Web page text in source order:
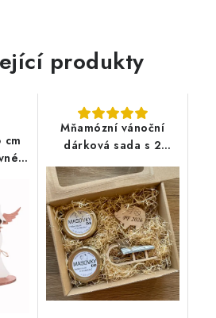
produkty
cm
Mňamózní vánoční
dárková sada s 2
masovkami a
dekoracemi